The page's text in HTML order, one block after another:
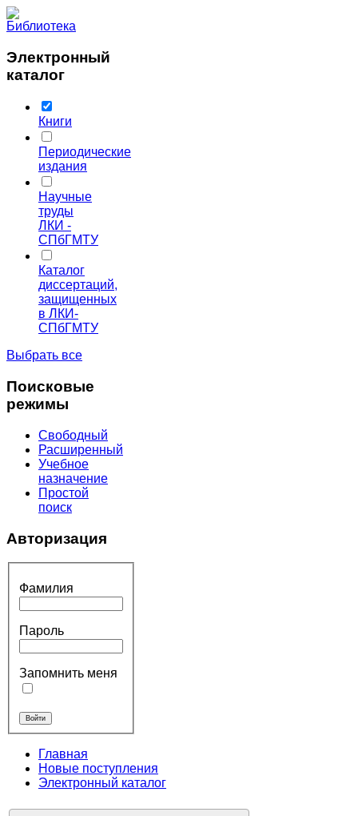
Электронный
каталог
Книги
Периодические
издания
Научные
труды
ЛКИ -
СПбГМТУ
Каталог
диссертаций,
защищенных
в ЛКИ-
СПбГМТУ
Выбрать все
Поисковые
режимы
Свободный
Расширенный
Учебное
назначение
Простой
поиск
Авторизация
Фамилия
Пароль
Запомнить меня
Главная
Новые поступления
Электронный каталог